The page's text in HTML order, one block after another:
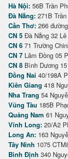
Hà Nội: 56B Trần
Đà Nẵng: 271B
Cần Thơ: 266
CN 5 Đà Nẵng 32
CN 6 71 Trường
CN 7 Lâm Đồng 05
CN 8 Bình Dương
Đồng Nai 40/198A
Kiên Giang 418
Nha Trang 54
Vũng Tàu 185B
Quảng Nam 61
Vĩnh Long: 20/A2
Long An: 163
Tây Ninh 1075
Bình Định 340